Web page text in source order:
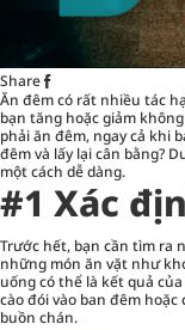
Share
Ăn đêm có rất nhiều tác
bạn tăng hoặc giảm
phải ăn đêm, ngay cả khi
đêm và lấy lại cân bằng?
một cách dễ dàng.
#1 Xác
Trước hết, bạn cần tìm ra
những món ăn vặt như
uống có thể là kết quả
cào đói vào ban đêm
buồn chán.